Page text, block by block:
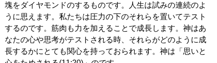
塊をダイヤモンドのするものです。人生は試みの連続のよ
うに思えます。私たちは圧力の下のそれらを置いてテスト
するのです。筋肉も力を加えることで成長します。神はあ
なたの心や思考がテストされる時、それらがどのように成
長するかにとても関心を持っておられます。神は「思いと